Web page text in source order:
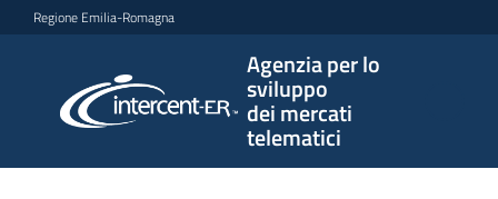
Vai al contenuto
Vai alla navigazione
Vai al footer
Regione Emilia-Romagna
Agenzia per lo
sviluppo
dei mercati
telematici
per lo
sviluppo